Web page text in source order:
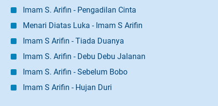
Imam S. Arifin - Pengadilan Cinta
Menari Diatas Luka - Imam S Arifin
Imam S Arifin - Tiada Duanya
Imam S. Arifin - Debu Debu Jalanan
Imam S. Arifin - Sebelum Bobo
Imam S Arifin - Hujan Duri